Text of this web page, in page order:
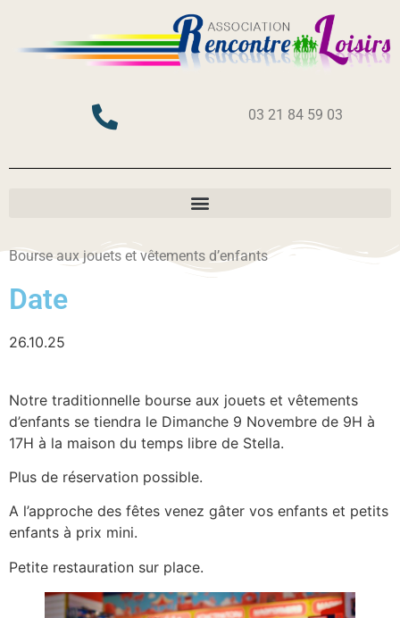
03 21 84 59 03
Bourse aux jouets et vêtements d’enfants
Date
26.10.25
Notre traditionnelle bourse aux jouets et vêtements
d’enfants se tiendra le Dimanche 9 Novembre de 9H à
17H à la maison du temps libre de Stella.
Plus de réservation possible.
A l’approche des fêtes venez gâter vos enfants et petits
enfants à prix mini.
Petite restauration sur place.